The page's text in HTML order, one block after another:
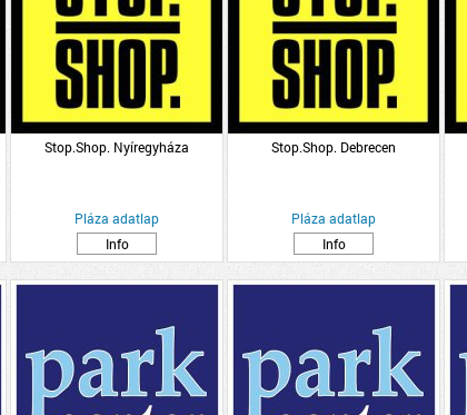
Stop.Shop. Nyíregyháza
Pláza adatlap
Info
Stop.Shop. Debrecen
Pláza adatlap
Info